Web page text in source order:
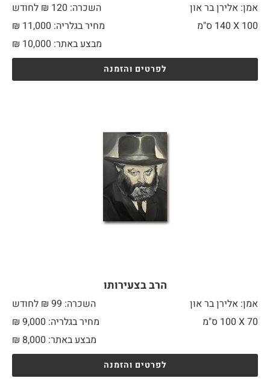
אמן: אלירן בר און
השכרה: 120 ₪ לחודש
100 X
מחיר בגלריה: 11,000 ₪
מבצע באתר:
₪ 10,000
לפרטים והזמנה
הרב בצעירותו
אמן: אלירן בר און
השכרה: 99 ₪ לחודש
70 X
מחיר בגלריה: 9,000 ₪
מבצע באתר:
₪ 8,000
לפרטים והזמנה